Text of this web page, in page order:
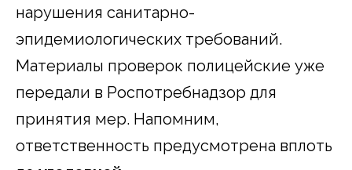
нарушения санитарно-
эпидемиологических требований.
Материалы проверок полицейские уже
передали в Роспотребнадзор для
принятия мер. Напомним,
ответственность предусмотрена вплоть